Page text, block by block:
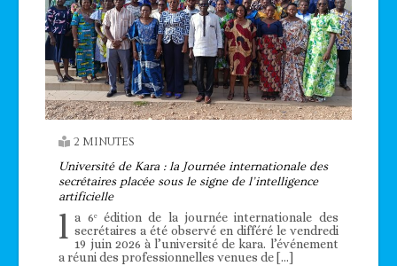
2 MINUTES
Université de Kara : la Journée internationale des
secrétaires placée sous le signe de l’intelligence
artificielle
l a 6ᵉ édition de la journée internationale des
secrétaires a été observé en différé le vendredi
19 juin 2026 à l’université de kara. l’événement
a réuni des professionnelles venues de […]